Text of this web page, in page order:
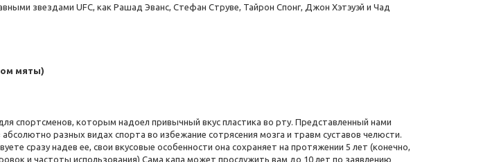
звездами UFC, как Рашад Эванс, Стефан Струве, Тайрон Спонг, Джон Хэтэуэй и Чад
мяты)
спортсменов, которым надоел привычный вкус пластика во рту. Представленный нами
разных видах спорта во избежание сотрясения мозга и травм суставов челюсти.
сразу надев ее, свои вкусовые особенности она сохраняет на протяжении 5 лет (конечно,
и частоты использования) Сама капа может прослужить вам до 10 лет по заявлению